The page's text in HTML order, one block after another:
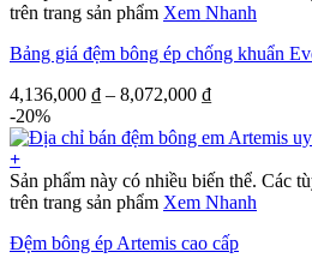
trên trang sản phẩm Xem Nhanh
Bảng giá đệm bông ép chống khuẩn
4,136,000 ₫ – 8,072,000 ₫
-20%
+
Sản phẩm này có nhiều biến thể. Các
trên trang sản phẩm Xem Nhanh
Đệm bông ép Artemis cao cấp